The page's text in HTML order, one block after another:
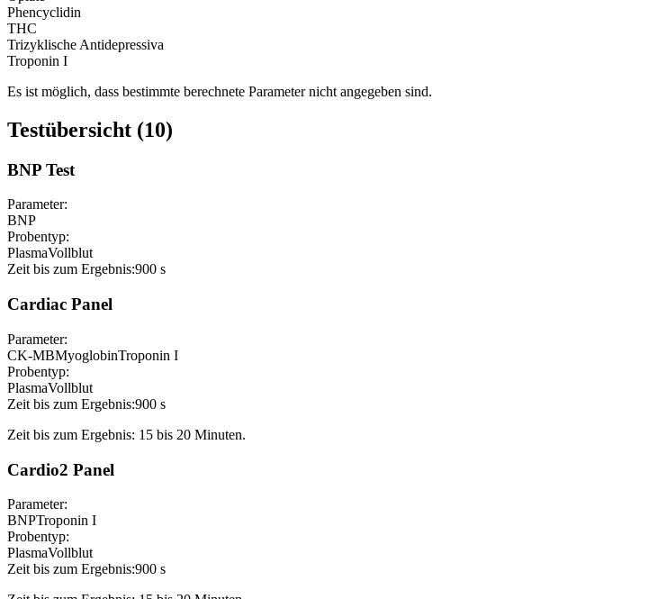
Phencyclidin
THC
Trizyklische Antidepressiva
Troponin I
Es ist möglich, dass bestimmte berechnete Parameter nicht angegeben sind.
Testübersicht (10)
BNP Test
Parameter:
BNP
Probentyp:
PlasmaVollblut
Zeit bis zum Ergebnis:900 s
Cardiac Panel
Parameter:
CK-MBMyoglobinTroponin I
Probentyp:
PlasmaVollblut
Zeit bis zum Ergebnis:900 s
Zeit bis zum Ergebnis: 15 bis 20 Minuten.
Cardio2 Panel
Parameter:
BNPTroponin I
Probentyp:
PlasmaVollblut
Zeit bis zum Ergebnis:900 s